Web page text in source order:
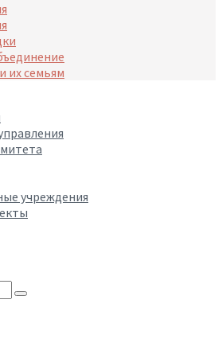
их семьям
учреждения